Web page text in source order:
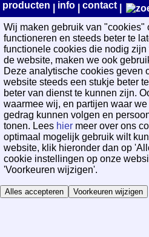
WayPoint
Wij maken gebruik van "cookies"
functioneren en steeds beter te
functionele cookies die nodig
de website, maken we ook
Deze analytische cookies geven
website steeds een stukje beter
beter van dienst te kunnen zijn.
waarmee wij, en partijen waar
gedrag kunnen volgen en
tonen. Lees hier meer over ons
optimaal mogelijk gebruik wilt
website, klik hieronder dan op
cookie instellingen op onze
'Voorkeuren wijzigen'.
Alles accepteren Voorkeuren wijzigen
producten info contact|